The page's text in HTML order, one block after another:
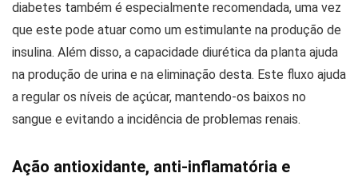
diabetes também é especialmente recomendada, uma vez
que este pode atuar como um estimulante na produção de
insulina. Além disso, a capacidade diurética da planta ajuda
na produção de urina e na eliminação desta. Este fluxo ajuda
a regular os níveis de açúcar, mantendo-os baixos no
sangue e evitando a incidência de problemas renais.
Ação antioxidante, anti-inflamatória e